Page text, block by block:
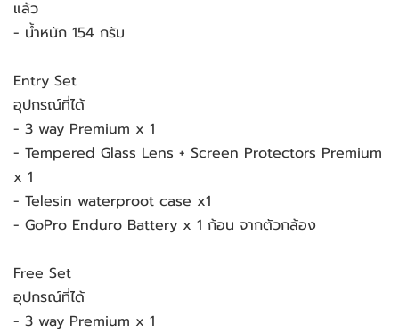
แล้ว
- น้ำหนัก 154 กรัม
Entry Set
อุปกรณ์ที่ได้
- 3 way Premium x 1
- Tempered Glass Lens + Screen Protectors Premium
x 1
- Telesin waterproot case x1
- GoPro Enduro Battery x 1 ก้อน จากตัวกล้อง
Free Set
อุปกรณ์ที่ได้
- 3 way Premium x 1